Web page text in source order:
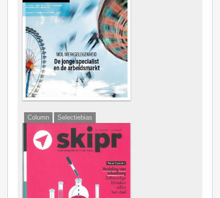
Column
Selectiebias
Captain's Table